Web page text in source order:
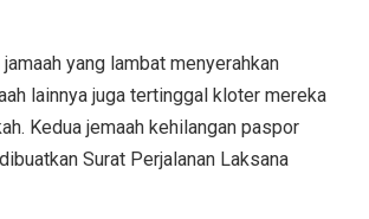
yang lambat menyerahkan
lainnya juga tertinggal kloter mereka
Kedua jemaah kehilangan paspor
Surat Perjalanan Laksana